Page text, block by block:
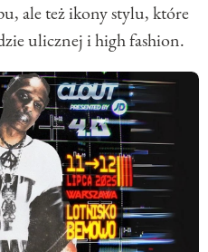
ale też ikony stylu, które
ulicznej i high fashion.